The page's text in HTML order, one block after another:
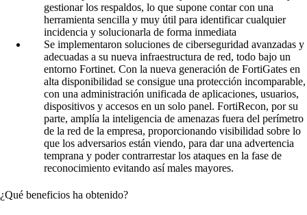
gestionar los respaldos, lo que supone contar con una
herramienta sencilla y muy útil para identificar cualquier
incidencia y solucionarla de forma inmediata
Se implementaron soluciones de ciberseguridad avanzadas y
adecuadas a su nueva infraestructura de red, todo bajo un
entorno Fortinet. Con la nueva generación de FortiGates en
alta disponibilidad se consigue una protección incomparable,
con una administración unificada de aplicaciones, usuarios,
dispositivos y accesos en un solo panel. FortiRecon, por su
parte, amplía la inteligencia de amenazas fuera del perímetro
de la red de la empresa, proporcionando visibilidad sobre lo
que los adversarios están viendo, para dar una advertencia
temprana y poder contrarrestar los ataques en la fase de
reconocimiento evitando así males mayores.
¿Qué beneficios ha obtenido?